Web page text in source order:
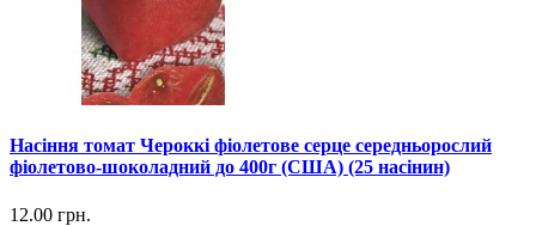
Насіння томат Чероккі фіолетове серце середньорослий
фіолетово-шоколадний до 400г (США) (25 насінин)
12.00 грн.